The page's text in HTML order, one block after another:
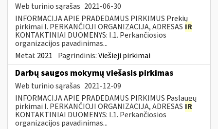
Web turinio sąrašas 2021-06-30
INFORMACIJA APIE PRADEDAMUS PIRKIMUS Prekių
pirkimai I. PERKANČIOJI ORGANIZACIJA, ADRESAS IR
KONTAKTINIAI DUOMENYS: I.1. Perkančiosios
organizacijos pavadinimas...
Metai: 2021 Pagrindinis:Viešieji pirkimai
Darbų saugos mokymų viešasis pirkimas
Web turinio sąrašas 2021-12-09
INFORMACIJA APIE PRADEDAMUS PIRKIMUS Paslaugų
pirkimai I. PERKANČIOJI ORGANIZACIJA, ADRESAS IR
KONTAKTINIAI DUOMENYS: I.1. Perkančiosios
organizacijos pavadinimas...